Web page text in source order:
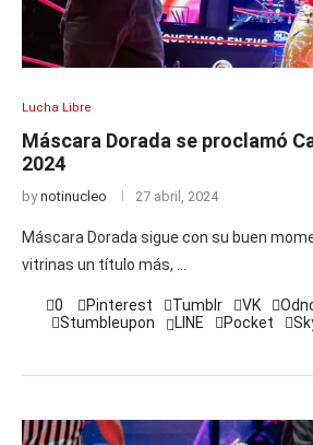
Lucha Libre
Máscara Dorada se proclamó
2024
bynotinucleo 27 abril, 2024
Máscara Dorada sigue con su buen
vitrinas un título más, …
0 Pinterest Tumblr VK
Stumbleupon
LINE Pocket